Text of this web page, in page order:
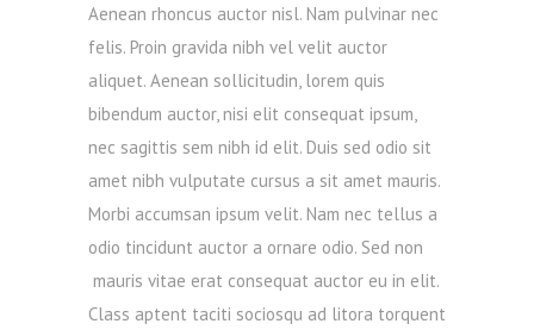
Aenean rhoncus auctor nisl. Nam pulvinar nec
felis. Proin gravida nibh vel velit auctor
aliquet. Aenean sollicitudin, lorem quis
bibendum auctor, nisi elit consequat ipsum,
nec sagittis sem nibh id elit. Duis sed odio sit
amet nibh vulputate cursus a sit amet mauris.
Morbi accumsan ipsum velit. Nam nec tellus a
odio tincidunt auctor a ornare odio. Sed non
mauris vitae erat consequat auctor eu in elit.
Class aptent taciti sociosqu ad litora torquent